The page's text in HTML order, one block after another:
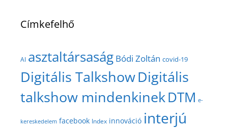
Címkefelhő
AI asztaltársaság Bódi Zoltán covid-19
Digitális TalkshowDigitális
talkshow mindenkinekDTM e-
kereskedelem facebook Index innováció interjú